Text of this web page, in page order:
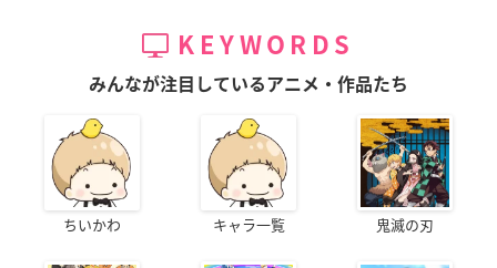
KEYWORDS
みんなが注目しているアニメ・作品たち
ちいかわ キャラ一覧 鬼滅の刃